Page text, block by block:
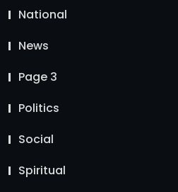
National
News
Page 3
Politics
Social
Spiritual